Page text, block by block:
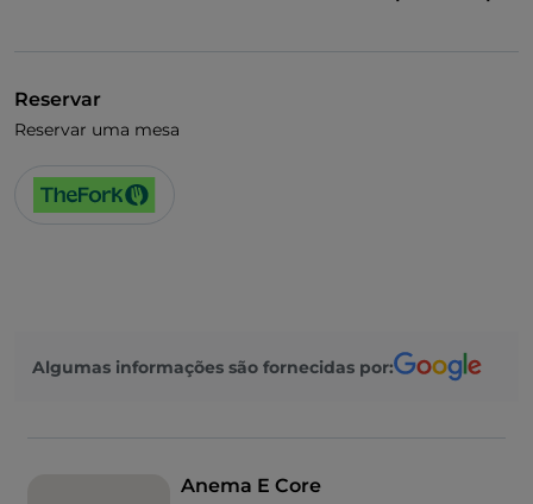
Reservar
Reservar uma mesa
Algumas informações são fornecidas por:
Anema E Core